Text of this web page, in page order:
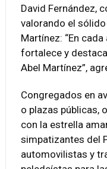
David Fernández,
valorando el
Martínez: “En
fortalece y
Abel Martínez”,
Congregados en
o plazas públicas,
con la estrella
simpatizantes del
automovilistas y